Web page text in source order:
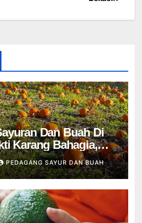
Dan Buah Di
Karang Bahagia,
Cikarang Utara
PEDAGANG SAYUR DAN BUAH